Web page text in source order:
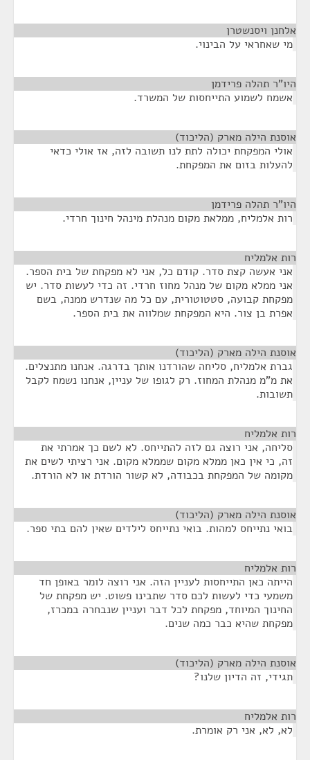
אלחנן ויסנשטרן
מי שאחראי על הבינוי.
היו"ר תהלה פרידמן
אשמח לשמוע התייחסות של המשרד.
אוסנת הילה מארק (הליכוד)
אולי המפקחת יכולה לתת לנו תשובה לזה, אז אולי כדאי
להעלות בזום את המפקחת.
היו"ר תהלה פרידמן
רות אלמליח, ממלאת מקום מנהלת מינהל חינוך חרדי.
רות אלמליח
אני אעשה קצת סדר. קודם כל, אני לא מפקחת של בית הספר.
אני ממלא מקום של מנהל מחוז חרדי. זה כדי לעשות סדר. יש
מפקחת קבועה, סטטוטורית, עם כל מה שנדרש ממנה, בשם
אפרת בן צור. היא המפקחת שמלווה את בית הספר.
אוסנת הילה מארק (הליכוד)
גברת אלמליח, סליחה שהורדנו אותך בדרגה. אנחנו מתנצלים.
את מ"מ מנהלת המחוז. רק לגופו של עניין, אנחנו נשמח לקבל
תשובות.
רות אלמליח
סליחה, אני רוצה גם לזה להתייחס. לא לשם כך אמרתי את
זה, כי אין כאן ממלא מקום שממלא מקום. אני רציתי לשים את
מקומה של המפקחת בכבודה, לא קשור הורדת או לא הורדת.
אוסנת הילה מארק (הליכוד)
בואי נתייחס למהות. בואי נתייחס לילדים שאין להם בתי ספר.
רות אלמליח
הייתה כאן התייחסות לעניין הזה. אני רוצה לומר באופן חד
משמעי כדי לעשות לכם סדר שתבינו פשוט. יש מפקחת של
החינוך המיוחד, מפקחת לכל דבר ועניין שנבחרה במכרז,
מפקחת שהיא כבר כמה שנים.
אוסנת הילה מארק (הליכוד)
תגידי, זה הדיון שלנו?
רות אלמליח
לא, לא, אני רק אומרת.